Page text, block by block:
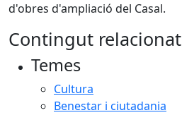
d'obres d'ampliació del Casal.
Contingut relacionat
Temes
Cultura
Benestar i ciutadania